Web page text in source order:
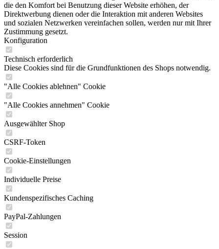
die den Komfort bei Benutzung dieser Website erhöhen, der
Direktwerbung dienen oder die Interaktion mit anderen Websites
und sozialen Netzwerken vereinfachen sollen, werden nur mit Ihrer
Zustimmung gesetzt.
Konfiguration
Technisch erforderlich
Diese Cookies sind für die Grundfunktionen des Shops notwendig.
"Alle Cookies ablehnen" Cookie
"Alle Cookies annehmen" Cookie
Ausgewählter Shop
CSRF-Token
Cookie-Einstellungen
Individuelle Preise
Kundenspezifisches Caching
PayPal-Zahlungen
Session